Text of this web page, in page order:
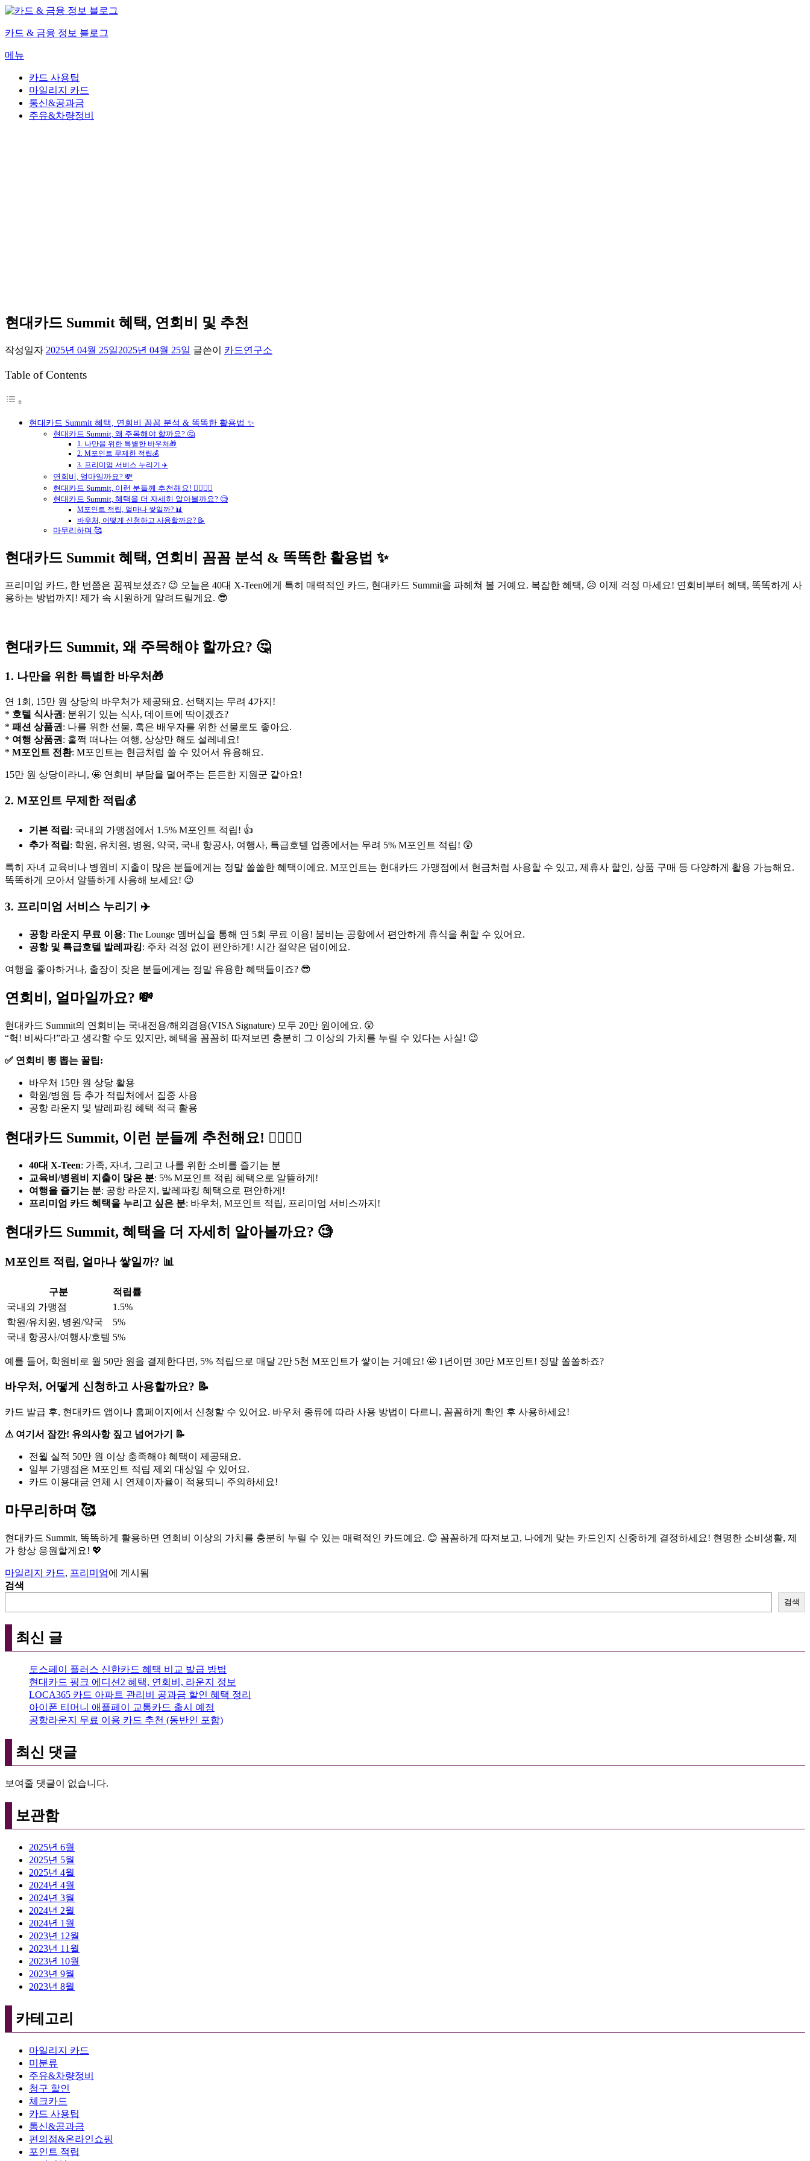
내
으
바
카드 & 금융 정보 블로그
메뉴
카드 사용팁
마일리지 카드
통신&공과금
주유&차량정비
현대카드 Summit 혜택, 연회비 및 추천
작성일자 2025년 04월 25일2025년 04월 25일 글쓴이 카드연구소
Table of Contents
현대카드 Summit 혜택, 연회비 꼼꼼 분석 & 똑똑한 활용법 ✨
현대카드 Summit, 왜 주목해야 할까요? 🤔
1. 나만을 위한 특별한 바우처🎁
2. M포인트 무제한 적립💰
3. 프리미엄 서비스 누리기 ✈️
연회비, 얼마일까요? 💸
현대카드 Summit, 이런 분들께 추천해요! 🙋‍♀️🙋‍♂️
현대카드 Summit, 혜택을 더 자세히 알아볼까요? 🧐
M포인트 적립, 얼마나 쌓일까? 📊
바우처, 어떻게 신청하고 사용할까요? 📝
마무리하며 🥰
현대카드 Summit 혜택, 연회비 꼼꼼 분석 & 똑똑한 활용법 ✨
프리미엄 카드, 한 번쯤은 꿈꿔보셨죠? 😉 오늘은 40대 X-Teen에게 특히 매력적인 카드, 현대카드 Summit을 파헤쳐 볼 거예요. 복잡한 혜택, 😥 이제 걱정 마세요! 연회비부터 혜택, 똑똑하게 사
용하는 방법까지! 제가 속 시원하게 알려드릴게요. 😎
현대카드 Summit, 왜 주목해야 할까요? 🤔
1. 나만을 위한 특별한 바우처🎁
연 1회, 15만 원 상당의 바우처가 제공돼요. 선택지는 무려 4가지!
* 호텔 식사권 : 분위기 있는 식사, 데이트에 딱이겠죠?
* 패션 상품권 : 나를 위한 선물, 혹은 배우자를 위한 선물로도 좋아요.
* 여행 상품권 : 훌쩍 떠나는 여행, 상상만 해도 설레네요!
* M포인트 전환: M포인트는 현금처럼 쓸 수 있어서 유용해요.
15만 원 상당이라니, 🤩 연회비 부담을 덜어주는 든든한 지원군 같아요!
2. M포인트 무제한 적립💰
기본 적립: 국내외 가맹점에서 1.5% M포인트 적립! 👍
추가 적립: 학원, 유치원, 병원, 약국, 국내 항공사, 여행사, 특급호텔 업종에서는 무려 5% M포인트 적립! 😲
특히 자녀 교육비나 병원비 지출이 많은 분들에게는 정말 쏠쏠한 혜택이에요. M포인트는 현대카드 가맹점에서 현금처럼 사용할 수 있고, 제휴사 할인, 상품 구매 등 다양하게 활용 가능해요.
똑똑하게 모아서 알뜰하게 사용해 보세요! 😉
3. 프리미엄 서비스 누리기 ✈️
공항 라운지 무료 이용: The Lounge 멤버십을 통해 연 5회 무료 이용! 붐비는 공항에서 편안하게 휴식을 취할 수 있어요.
공항 및 특급호텔 발레파킹: 주차 걱정 없이 편안하게! 시간 절약은 덤이에요.
여행을 좋아하거나, 출장이 잦은 분들에게는 정말 유용한 혜택들이죠? 😎
연회비, 얼마일까요? 💸
현대카드 Summit의 연회비는 국내전용/해외겸용(VISA Signature) 모두 20만 원이에요. 😲
“헉! 비싸다!”라고 생각할 수도 있지만, 혜택을 꼼꼼히 따져보면 충분히 그 이상의 가치를 누릴 수 있다는 사실! 😉
✅ 연회비 뽕 뽑는 꿀팁:
바우처 15만 원 상당 활용
학원/병원 등 추가 적립처에서 집중 사용
공항 라운지 및 발레파킹 혜택 적극 활용
현대카드 Summit, 이런 분들께 추천해요! 🙋‍♀️🙋‍♂️
40대 X-Teen: 가족, 자녀, 그리고 나를 위한 소비를 즐기는 분
교육비/병원비 지출이 많은 분: 5% M포인트 적립 혜택으로 알뜰하게!
여행을 즐기는 분: 공항 라운지, 발레파킹 혜택으로 편안하게!
프리미엄 카드 혜택을 누리고 싶은 분: 바우처, M포인트 적립, 프리미엄 서비스까지!
현대카드 Summit, 혜택을 더 자세히 알아볼까요? 🧐
M포인트 적립, 얼마나 쌓일까? 📊
구분
적립률
국내외 가맹점
1.5%
학원/유치원, 병원/약국
5%
국내 항공사/여행사/호텔 5%
예를 들어, 학원비로 월 50만 원을 결제한다면, 5% 적립으로 매달 2만 5천 M포인트가 쌓이는 거예요! 🤩 1년이면 30만 M포인트! 정말 쏠쏠하죠?
바우처, 어떻게 신청하고 사용할까요? 📝
카드 발급 후, 현대카드 앱이나 홈페이지에서 신청할 수 있어요. 바우처 종류에 따라 사용 방법이 다르니, 꼼꼼하게 확인 후 사용하세요!
⚠ 여기서 잠깐! 유의사항 짚고 넘어가기 📝
전월 실적 50만 원 이상 충족해야 혜택이 제공돼요.
일부 가맹점은 M포인트 적립 제외 대상일 수 있어요.
카드 이용대금 연체 시 연체이자율이 적용되니 주의하세요!
마무리하며 🥰
현대카드 Summit, 똑똑하게 활용하면 연회비 이상의 가치를 충분히 누릴 수 있는 매력적인 카드예요. 😊 꼼꼼하게 따져보고, 나에게 맞는 카드인지 신중하게 결정하세요! 현명한 소비생활, 제
가 항상 응원할게요! 💖
마일리지 카드, 프리미엄에 게시됨
검색
검색
최신 글
토스페이 플러스 신한카드 혜택 비교 발급 방법
현대카드 핑크 에디션2 혜택, 연회비, 라운지 정보
LOCA365 카드 아파트 관리비 공과금 할인 혜택 정리
아이폰 티머니 애플페이 교통카드 출시 예정
공항라운지 무료 이용 카드 추천 (동반인 포함)
최신 댓글
보여줄 댓글이 없습니다.
보관함
2025년 6월
2025년 5월
2025년 4월
2024년 4월
2024년 3월
2024년 2월
2024년 1월
2023년 12월
2023년 11월
2023년 10월
2023년 9월
2023년 8월
카테고리
마일리지 카드
미분류
주유&차량정비
청구 할인
체크카드
카드 사용팁
통신&공과금
편의점&온라인쇼핑
포인트 적립